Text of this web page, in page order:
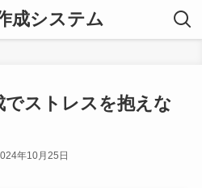
成システム
でストレスを抱えな
年10月25日